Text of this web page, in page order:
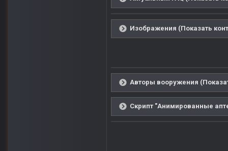
Изображения (Показать
Авторы вооружения
Скрипт "Анимированные